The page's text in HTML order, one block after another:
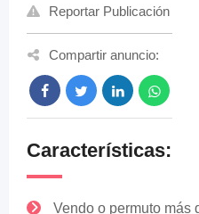
Reportar Publicación
Compartir anuncio:
Características:
Vendo o permuto más